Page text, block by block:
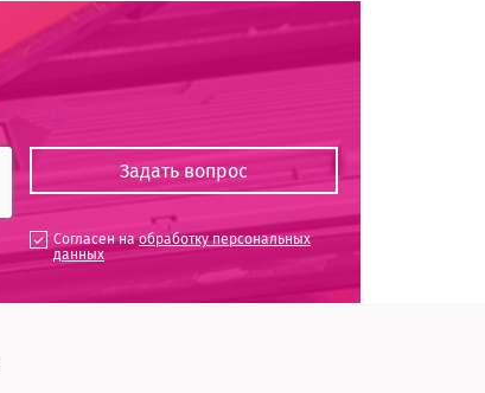
Согласен наобработку персональных
данных